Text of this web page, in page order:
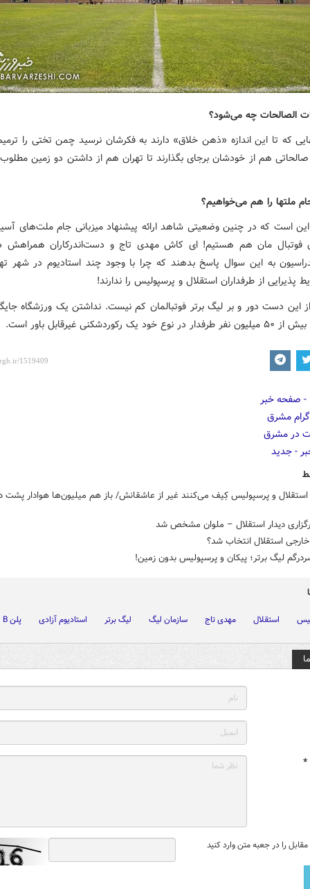
الصالحات چه می‌شود؟
که تا این اندازه «ذهن خلاق» دارند به فکرشان نرسید چمن تختی را
صالحاتی هم از خودشان برجای بگذارند تا تهران هم از داشتن دو زمین مطلوب
ملتها را هم می‌خواهیم؟
است که در چنین وضعیتی شاهد ارائه پیشنهاد میزبانی جام ملت‌های
فوتبال مان هم هستیم! ای کاش مهدی تاج و دست‌اندرکاران همراهش
به این سوال پاسخ بدهند که چرا با وجود چند استادیوم در شهر
پذیرایی از طرفداران استقلال و پرسپولیس را ندارند!
این دست دور و بر لیگ برتر فوتبالمان کم نیست. نداشتن یک ورزشگاه
یک رکوردشکنی غیرقابل باور است.
و پرسپولیس کِیف می‌کنند غیر از عاشقانش/ باز هم میلیون‌ها هوادار پشت
دیدار استقلال – ملوان مشخص شد
استقلال انتخاب شد؟
لیگ برتر؛ پیکان و پرسپولیس بدون زمین!
استقلال مهدی تاج سازمان لیگ لیگ برتر استادیوم آزادی پلن B
*
را در جعبه متن وارد کنید